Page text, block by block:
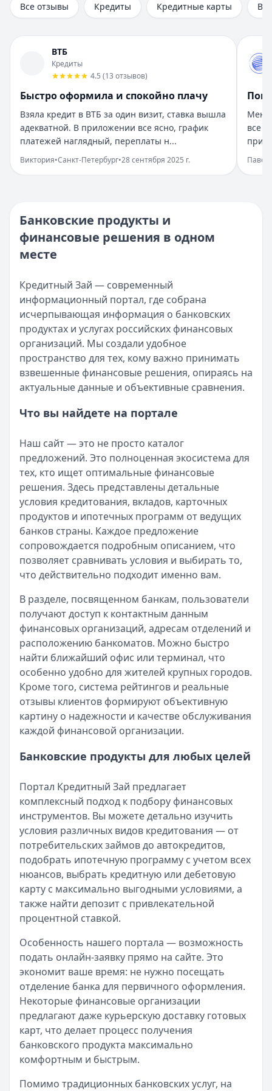
Рейтинг:5
Город:Санкт-Петербург
28 сентября 2025 г.
Получил кредит в Газпромбанке на нужды быстро.
Все получилось легко и быстро
Рейтинг:5
Организация:ОТП Банк
Город:Москва
Дата:28 сентября 2025 г.
Оформила кредит в ОТП Банке онлайн, все прозрачно.
Ремонт спасли быстрые решения
Город:
Дата:28 сентября 2025 г.
Нужны были деньги на ремонт, взяла кредит в МТС
Ожидания превзошли
Организация:ДОМ.РФ Банк
Город:Казань
Дата:28 сентября 2025 г.
ДОМ.РФ Банк приятно удивил. Кредит выдали без
Быстро оформила и спокойно плачу
Рейтинг:5
Организация:ВТБ
Город:Санкт-Петербург
Взяла кредит в ВТБ за один визит, ставка вышла
Рейтинг: 5
Организация:Газпромбанк
Город:Москва
Дата:27 сентября 2025 г.
Менеджер Газпромбанка спокойно объяснил все
Хороший кредит без сюрпризов
Рейтинг:4
Организация:Альфа-Банк
Город:Екатеринбург
Дата:27 сентября 2025 г.
В целом доволен кредитом в Альфа-Банке. Деньги
Кредит помог без лишних нервов
Рейтинг:
Организация:
Т-Банк
Город: Екатеринбург
27 сентября 2025 г.
Оформила кредит в ТБанк за вечер. Условия
Страницы отзывов:
Кредиты
Кредитные карты
Вклады
Все отзывы Кредиты Кредитные карты
ВТБ
Кредиты
4.5 (13 отзывов)
Быстро оформила и спокойно плачу
Взяла кредит в ВТБ за один визит, ставка вышла
адекватной. В приложении все ясно, график
платежей наглядный, переплаты н...
Виктория•Санкт-Петербург•28 сентября 2025 г.
все
Павел
Банковские продукты и
финансовые решения в одном
месте
Кредитный Зай — современный
информационный портал, где собрана
исчерпывающая информация о банковских
продуктах и услугах российских финансовых
организаций. Мы создали удобное
пространство для тех, кому важно принимать
взвешенные финансовые решения, опираясь на
актуальные данные и объективные сравнения.
Что вы найдете на портале
Наш сайт — это не просто каталог
предложений. Это полноценная экосистема для
тех, кто ищет оптимальные финансовые
решения. Здесь представлены детальные
условия кредитования, вкладов, карточных
продуктов и ипотечных программ от ведущих
банков страны. Каждое предложение
сопровождается подробным описанием, что
позволяет сравнивать условия и выбирать то,
что действительно подходит именно вам.
В разделе, посвященном банкам, пользователи
получают доступ к контактным данным
финансовых организаций, адресам отделений и
расположению банкоматов. Можно быстро
найти ближайший офис или терминал, что
особенно удобно для жителей крупных городов.
Кроме того, система рейтингов и реальные
отзывы клиентов формируют объективную
картину о надежности и качестве обслуживания
каждой финансовой организации.
Банковские продукты для любых целей
Портал Кредитный Зай предлагает
комплексный подход к подбору финансовых
инструментов. Вы можете детально изучить
условия различных видов кредитования — от
потребительских займов до автокредитов,
подобрать ипотечную программу с учетом всех
нюансов, выбрать кредитную или дебетовую
карту с максимально выгодными условиями, а
также найти депозит с привлекательной
процентной ставкой.
Особенность нашего портала — возможность
подать онлайн-заявку прямо на сайте. Это
экономит ваше время: не нужно посещать
отделение банка для первичного оформления.
Некоторые финансовые организации
предлагают даже курьерскую доставку готовых
карт, что делает процесс получения
банковского продукта максимально
комфортным и быстрым.
Помимо традиционных банковских услуг, на